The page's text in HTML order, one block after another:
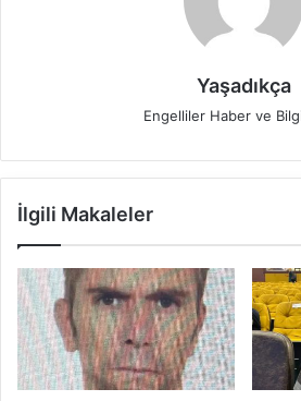
Yaşadıkça
Engelliler Haber ve
İlgili Makaleler